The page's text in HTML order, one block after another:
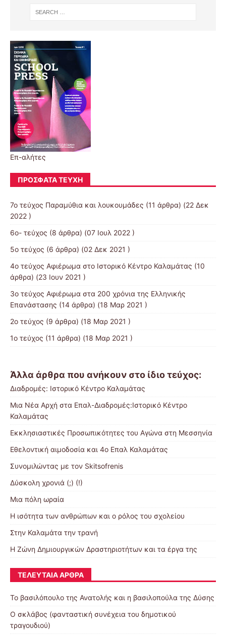
Επ-αλήτες
ΠΡΌΣΦΑΤΑ ΤΕΎΧΗ
7ο τεύχος Παραμύθια και λουκουμάδες (11 άρθρα) (22 Δεκ
2022 )
6ο- τεύχος (8 άρθρα) (07 Ιουλ 2022 )
5ο τεύχος (6 άρθρα) (02 Δεκ 2021 )
4ο τεύχος Αφιέρωμα στο Ιστορικό Κέντρο Καλαμάτας (10
άρθρα) (23 Ιουν 2021 )
3o τεύχος Αφιέρωμα στα 200 χρόνια της Ελληνικής
Επανάστασης (14 άρθρα) (18 Μαρ 2021 )
2ο τεύχος (9 άρθρα) (18 Μαρ 2021 )
1ο τεύχος (11 άρθρα) (18 Μαρ 2021 )
Άλλα άρθρα που ανήκουν στο ίδιο τεύχος:
Διαδρομές: Ιστορικό Κέντρο Καλαμάτας
Μια Νέα Αρχή στα Επαλ-Διαδρομές:Ιστορικό Κέντρο
Καλαμάτας
Εκκλησιαστικές Προσωπικότητες του Αγώνα στη Μεσσηνία
Εθελοντική αιμοδοσία και 4ο Επαλ Καλαμάτας
Συνομιλώντας με τον Skitsofrenis
Δύσκολη χρονιά (;) (!)
Μια πόλη ωραία
Η ισότητα των ανθρώπων και ο ρόλος του σχολείου
Στην Καλαμάτα την τρανή
Η Ζώνη Δημιουργικών Δραστηριοτήτων και τα έργα της
ΤΕΛΕΥΤΑΊΑ ΆΡΘΡΑ
Το βασιλόπουλο της Ανατολής και η βασιλοπούλα της Δύσης
Ο σκλάβος (φανταστική συνέχεια του δημοτικού
τραγουδιού)